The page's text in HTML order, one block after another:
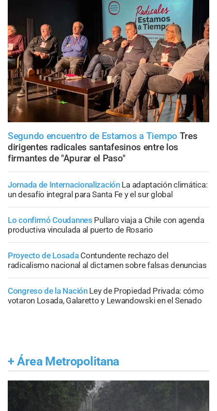
Segundo encuentro de Estamos a Tiempo Tres
dirigentes radicales santafesinos entre los
firmantes de "Apurar el Paso"
Jornada de Internacionalización La adaptación climática:
un desafío integral para Santa Fe y el sur global
Lo confirmó Coudannes Pullaro viaja a Chile con agenda
productiva vinculada al puerto de Rosario
Proyecto de Losada Contundente rechazo del
radicalismo nacional al dictamen sobre falsas denuncias
Congreso de la Nación Ley de Propiedad Privada: cómo
votaron Losada, Galaretto y Lewandowski en el Senado
+ Área Metropolitana